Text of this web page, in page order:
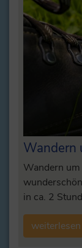
Wandern
Wandern
in ca. 2
weiterlesen